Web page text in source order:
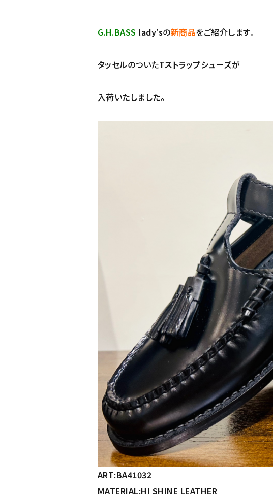
G.H.BASS lady’sの新商品をご紹介します。
タッセルのついたTストラップシューズが
入荷いたしました。
ART:BA41032
MATERIAL:HI SHINE LEATHER